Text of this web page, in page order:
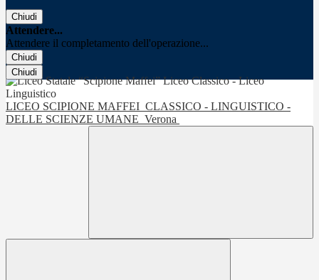
Chiudi
Attendere...
Attendere il completamento dell'operazione...
Chiudi
Chiudi
LICEO SCIPIONE MAFFEI CLASSICO - LINGUISTICO -
DELLE SCIENZE UMANE Verona